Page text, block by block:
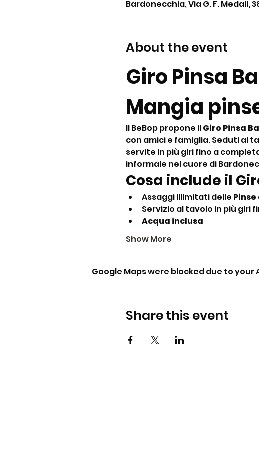
Bardonecchia, Via G. F. Medail,
About the event
Giro Pinsa
Mangia
Il BeBop propone il Giro Pinsa
con amici e famiglia. Seduti al
servite in più giri fino a
informale nel cuore di
Cosa include il
Assaggi illimitati delle Pinse
Servizio al tavolo in più giri
Acqua inclusa
Show More
Google Maps were blocked due to
Share this event